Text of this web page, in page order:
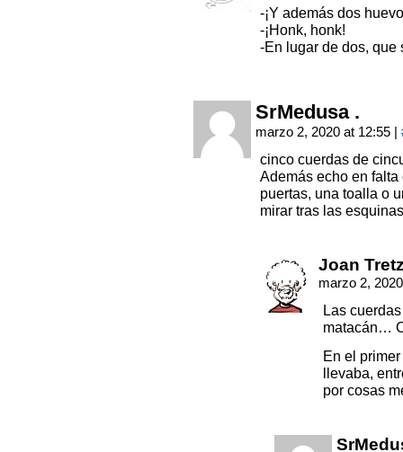
-¡Y además dos
-¡Honk, honk!
-En lugar de dos, que
SrMedusa .
marzo 2, 2020 at 12:55 |
cinco cuerdas de
Además echo en
puertas, una toalla o
mirar tras las
Joan
marzo 2,
Las
matacán…
En el
llevaba,
por cosas